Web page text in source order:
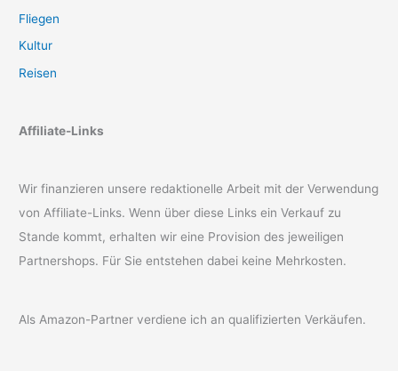
Fliegen
Kultur
Reisen
Affiliate-Links
Wir finanzieren unsere redaktionelle Arbeit mit der Verwendung
von Affiliate-Links. Wenn über diese Links ein Verkauf zu
Stande kommt, erhalten wir eine Provision des jeweiligen
Partnershops. Für Sie entstehen dabei keine Mehrkosten.
Als Amazon-Partner verdiene ich an qualifizierten Verkäufen.